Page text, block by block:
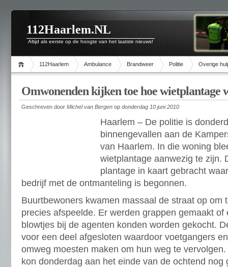
112Haarlem.NL
Altijd als eerste op de hoogte van het laatste nieuws!
112Haarlem Ambulance Brandweer Politie Overige
Omwonenden kijken toe hoe
Geschreven door Michel van Bergen op donderdag 10 juni 2010
Haarlem – De politie is
binnengevallen aan de
van Haarlem. In die woning
wietplantage aanwezig te zijn.
plantage in kaart gebracht
bedrijf met de ontmanteling is begonnen.
Buurtbewoners kwamen massaal de straat op om
precies afspeelde. Er werden grappen gemaakt of
blowtjes bij de agenten konden worden gekocht.
voor een deel afgesloten waardoor voetgangers
omweg moesten maken om hun weg te
kon donderdag aan het einde van de ochtend nog